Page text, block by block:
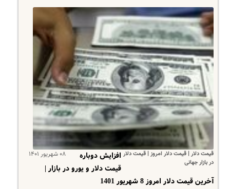
قیمت دلار | قیمت دلار امروز | قیمت دلار
در بازار جهانی
۰۸ شهریور ۱۴۰۱
افزایش دوباره
قیمت دلار و یورو در بازار |
آخرین قیمت دلار امروز 8 شهریور 1401